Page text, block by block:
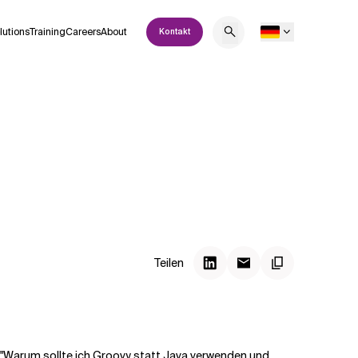
TrainingCareersAbout Kontakt
Teilen